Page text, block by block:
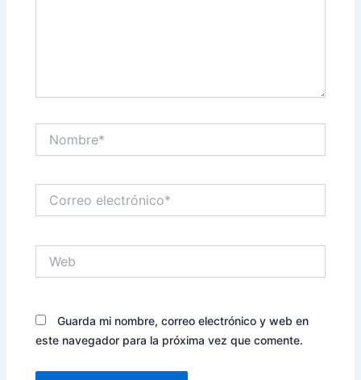
electrónico*
Guarda mi nombre, correo electrónico y web en
este navegador para la próxima vez que comente.